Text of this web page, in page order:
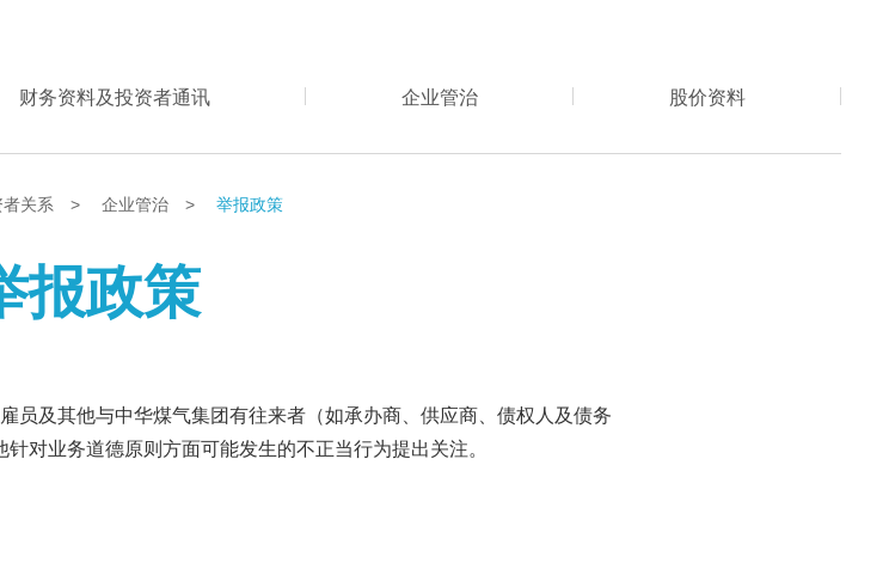
财务资料及投资者通讯 企业管治 股价资料
关系 > 企业管治 > 举报政策
报政策
员及其他与中华煤气集团有往来者（如承办商、供应商、债权人及债务
对业务道德原则方面可能发生的不正当行为提出关注。